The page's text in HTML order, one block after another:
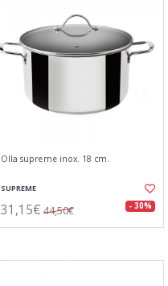
Olla supreme inox. 18 cm.
SUPREME
31,15€ 44,50€ - 30%